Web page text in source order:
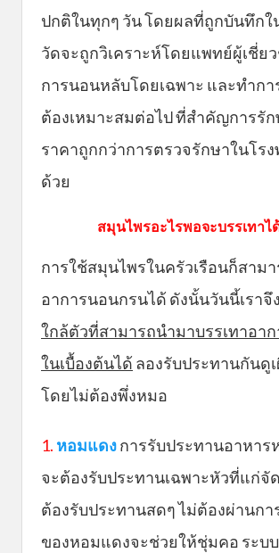
ปกติในทุกๆ วัน โดยผลที่ถูกบันทึกใ
วัดจะถูกวิเคราะห์โดยแพทย์ผู้เชี่ย
การนอนหลับโดยเฉพาะ และทำก
ต้องเหมาะสมต่อไป ที่สำคัญการรั
ราคาถูกกว่าการตรวจรักษาในโร
ด้วย
สมุนไพรอะไรพอจะบรรเทาไ
การใช้สมุนไพรในครัวเรือนก็สามา
อาการนอนกรนได้ ดังนั้นวันนี้เราจึ
ใกล้ตัวที่สามารถนำมาบรรเทาอา
ในเบื้องต้นได้ลองรับประทานกันดู
โดยไม่ต้องพึ่งหมอ
1. หอมแดงการรับประทานอาหา
จะต้องรับประทานเฉพาะหัวที่แก่จั
ต้องรับประทานสดๆ ไม่ต้องผ่านก
ของหอมแดงจะช่วยให้ชุ่มคอ ระบ